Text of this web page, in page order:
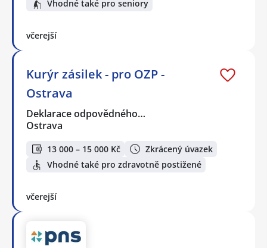
Vhodné také pro seniory
včerejší
Kurýr zásilek - pro OZP -
Ostrava
Deklarace odpovědného…
Ostrava
13 000 – 15 000 Kč
Zkrácený úvazek
Vhodné také pro zdravotně postižené
včerejší